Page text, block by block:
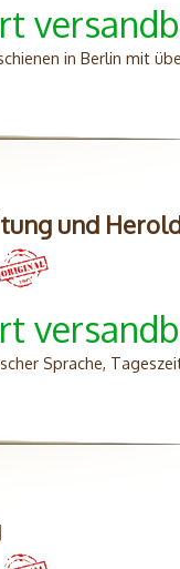
in Berlin mit
und
Sprache,